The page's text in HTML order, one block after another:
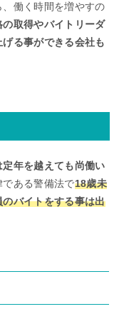
働く時間を増やすの
の取得やバイトリーダ
る事ができる会社も
年を越えても尚働い
ある警備法で18歳未
バイトをする事は出